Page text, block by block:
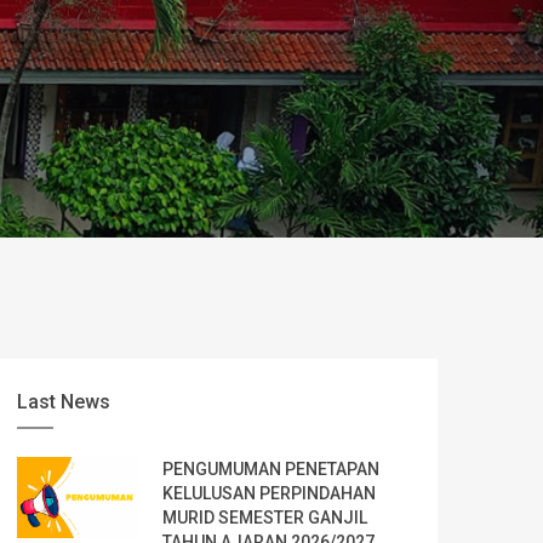
Last News
PENGUMUMAN PENETAPAN
KELULUSAN PERPINDAHAN
MURID SEMESTER GANJIL